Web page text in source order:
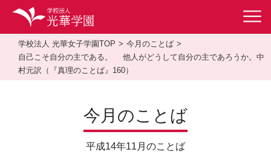
学校法人 光華女子学園TOP
今月のことば
自己こそ自分の主である。 他人がどうして自分の主であろうか。中
村元訳（『真理のことば』160）
今月のことば
平成14年11月のことば